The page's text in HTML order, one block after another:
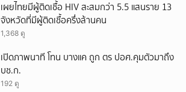
เผยไทยมีผู้ติดเชื้อ HIV สะสมกว่า 5.5 แสนราย 13
จังหวัดที่มีผู้ติดเชื้อครึ่งล้านคน
1,368 ดู
เปิดภาพนาที โทน บางแค ถูก ตร ปอศ.คุมตัวมาถึง
บช.ก.
192 ดู